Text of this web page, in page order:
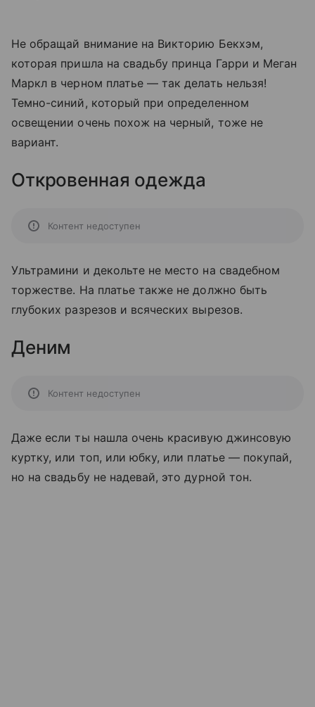
Не обращай внимание на Викторию Бекхэм,
которая пришла на свадьбу принца Гарри и Меган
Маркл в черном платье — так делать нельзя!
Темно-синий, который при определенном
освещении очень похож на черный, тоже не
вариант.
Откровенная одежда
Контент недоступен
Ультрамини и декольте не место на свадебном
торжестве. На платье также не должно быть
глубоких разрезов и всяческих вырезов.
Деним
Контент недоступен
Даже если ты нашла очень красивую джинсовую
куртку, или топ, или юбку, или платье — покупай,
но на свадьбу не надевай, это дурной тон.